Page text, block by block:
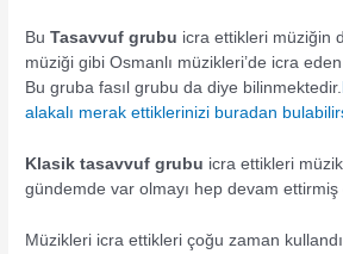
BuTasavvuf grubu icra ettikleri müziğin
müziği gibi Osmanlı müzikleri’de icra
Bu gruba fasıl grubu da diye bilinmektedir.
alakalı merak ettiklerinizi buradan
Klasik tasavvuf grubu icra ettikleri
gündemde var olmayı hep devam ettirmiş
Müzikleri icra ettikleri çoğu zaman